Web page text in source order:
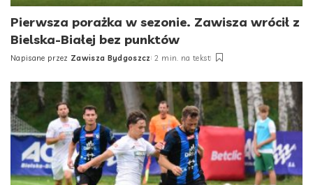
Pierwsza porażka w sezonie. Zawisza wrócił z
Bielska-Białej bez punktów
Posted
Napisane przez Zawisza Bydgoszcz 2 min. na tekst